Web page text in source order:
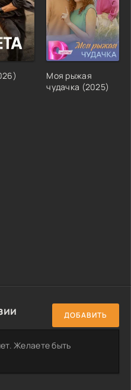
Моя рыжая
чудачка (2025)
ДОБАВИТЬ
Желаете быть